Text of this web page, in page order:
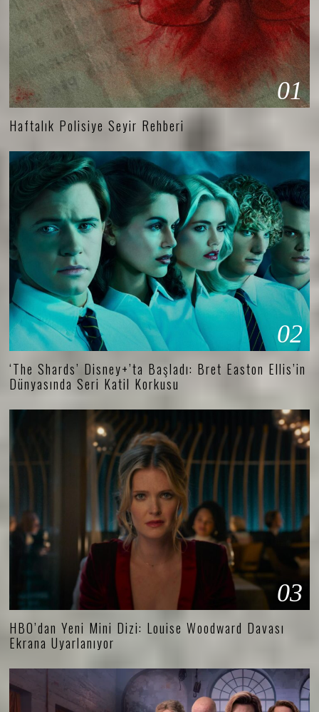
01
Haftalık Polisiye Seyir Rehberi
02
‘The Shards’ Disney+’ta Başladı: Bret Easton Ellis’in
Dünyasında Seri Katil Korkusu
03
HBO’dan Yeni Mini Dizi: Louise Woodward Davası
Ekrana Uyarlanıyor